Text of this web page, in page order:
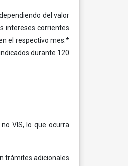
del valor
intereses corrientes
el respectivo mes.*
durante 120
VIS, lo que ocurra
trámites adicionales